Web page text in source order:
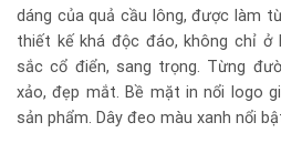
dáng của quả cầu lông, được làm
thiết kế khá độc đáo, không chỉ ở
sắc cổ điển, sang trọng. Từng
xảo, đẹp mắt. Bề mặt in nổi logo
sản phẩm. Dây đeo màu xanh nổi